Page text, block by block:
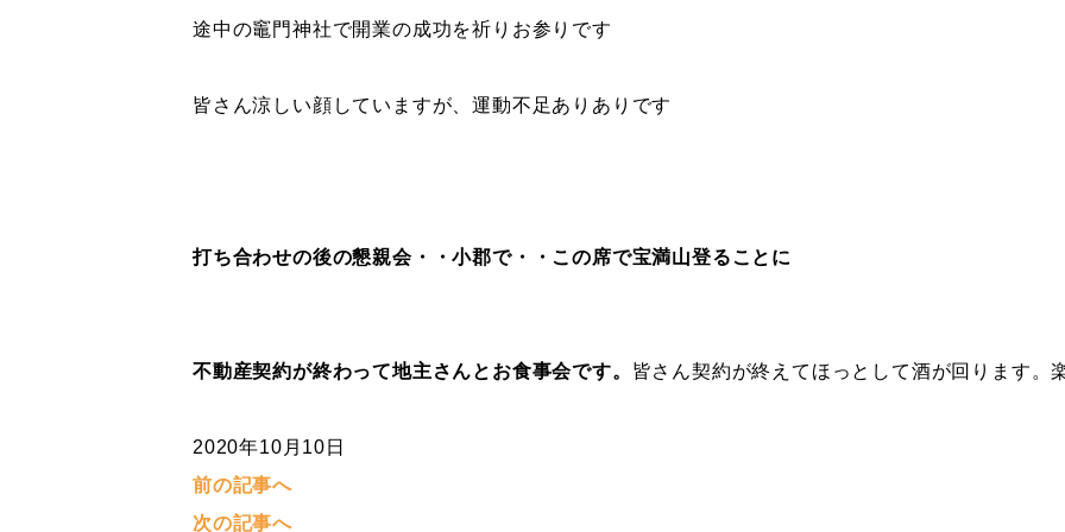
途中の竈門神社で開業の成功を祈りお参りです
皆さん涼しい顔していますが、運動不足ありありです
打ち合わせの後の懇親会・・小郡で・・この席で宝満山登ることに
不動産契約が終わって地主さんとお食事会です。 皆さん契約が終えてほっとして酒が回ります。
2020年10月10日
前の記事へ
次の記事へ